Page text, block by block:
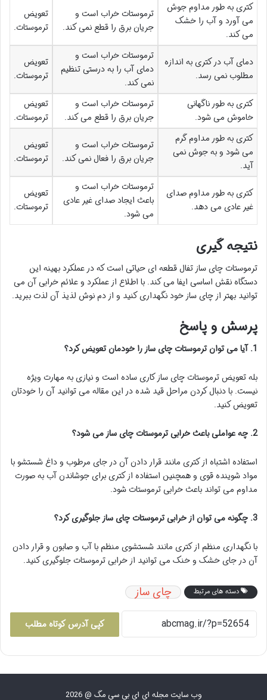
کتری به طور مداوم جوش
می آورد و آب را خشک
می کند.
ترموستات خراب است و
جریان برق را قطع نمی کند.
تعویض
ترموستات.
دمای آب در کتری به اندازه
مطلوب نمی رسد.
ترموستات خراب است و
دمای آب را به درستی تنظیم
نمی کند.
تعویض
ترموستات.
کتری به طور ناگهانی
خاموش می شود.
ترموستات خراب است و
جریان برق را قطع می کند.
تعویض
ترموستات.
کتری به طور مداوم گرم
می شود و به جوش نمی
آید.
ترموستات خراب است و
جریان برق را فعال نمی کند.
تعویض
ترموستات.
کتری به طور مداوم صدای
غیر عادی می دهد.
ترموستات خراب است و
باعث ایجاد صدای غیر عادی
می شود.
تعویض
ترموستات.
نتیجه گیری
ترموستات چای ساز تفال قطعه ای حیاتی است که در عملکرد بهینه این
دستگاه نقش اساسی ایفا می کند. با اطلاع از عملکرد و علائم خرابی آن می
توانید بهتر از چای ساز خود نگهداری کنید و از دم نوش لذیذ آن لذت ببرید.
پرسش و پاسخ
1. آیا می توان ترموستات چای ساز را خودمان تعویض کرد؟
بله تعویض ترموستات چای ساز کاری ساده است و نیازی به مهارت ویژه
نیست. با دنبال کردن مراحل قید شده در این مقاله می توانید آن را خودتان
تعویض کنید.
2. چه عواملی باعث خرابی ترموستات چای ساز می شود؟
استفاده اشتباه از کتری مانند قرار دادن آن در جای مرطوب و داغ شستشو با
مواد شوینده قوی و همچنین استفاده از کتری برای جوشاندن آب به صورت
مداوم می تواند باعث خرابی ترموستات شود.
3. چگونه می توان از خرابی ترموستات چای ساز جلوگیری کرد؟
با نگهداری منظم از کتری مانند شستشوی منظم با آب و صابون و قرار دادن
آن در جای خشک و خنک می توانید از خرابی ترموستات جلوگیری کنید.
دسته های مرتبط چای ساز
کپی آدرس کوتاه مطلب
وب سایت مجله ای ای بی سی مگ @ 2026